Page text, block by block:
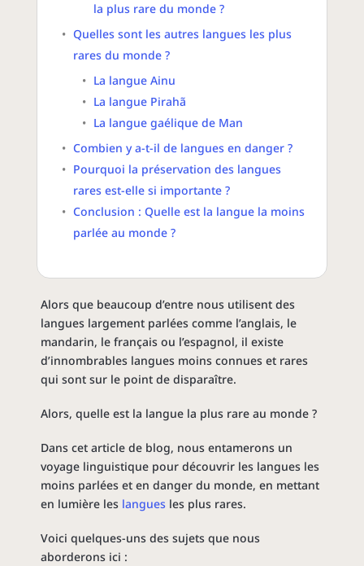
la plus rare du monde ?
Quelles sont les autres langues les plus
rares du monde ?
La langue Ainu
La langue Pirahã
La langue gaélique de Man
Combien y a-t-il de langues en danger ?
Pourquoi la préservation des langues
rares est-elle si importante ?
Conclusion : Quelle est la langue la moins
parlée au monde ?
Alors que beaucoup d’entre nous utilisent des
langues largement parlées comme l’anglais, le
mandarin, le françaisou l’espagnol, il existe
d’innombrables langues moins connues et rares
qui sont sur le point de disparaître.
Alors, quelle est la langue la plus rare au monde ?
Dans cet article de blog, nous entamerons un
voyage linguistique pour découvrir les langues les
moins parlées et en danger du monde, en mettant
en lumière les langues les plus rares.
Voici quelques-uns des sujets que nous
aborderons ici :